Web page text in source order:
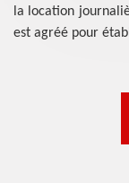
la location
est agréé pour